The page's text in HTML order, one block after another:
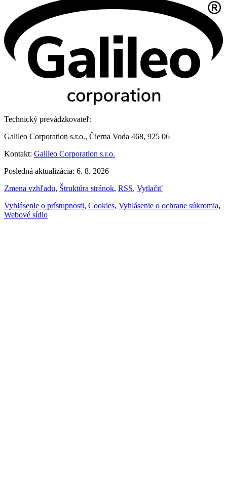
Technický prevádzkovateľ:
Galileo Corporation s.r.o., Čierna Voda 468, 925 06
Kontakt: Galileo Corporation s.r.o.
Posledná aktualizácia: 6. 8. 2026
Zmena vzhľadu, Štruktúra stránok, RSS, Vytlačiť
Vyhlásenie o prístupnosti, Cookies, Vyhlásenie o ochrane súkromia,
Webové sídlo